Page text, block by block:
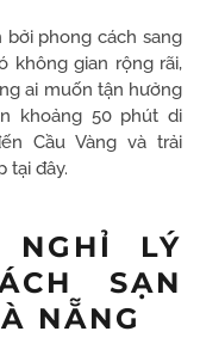
phong cách sang
không gian rộng rãi,
ai muốn tận hưởng
khoảng 50 phút di
Cầu Vàng và trải
tại đây.
NGHỈ LÝ
SẠN
NẴNG